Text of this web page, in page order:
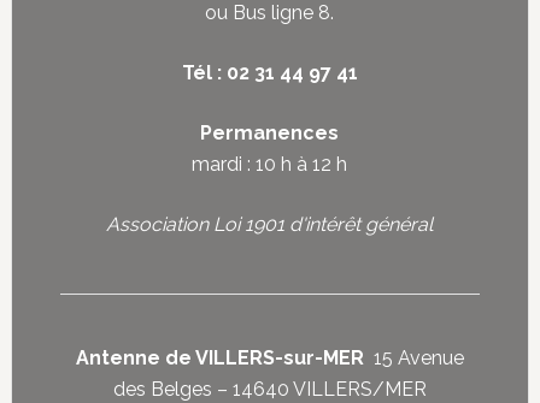
ou Bus ligne 8.
Tél : 02 31 44 97 41
Permanences
mardi : 10 h à 12 h
Association Loi 1901 d'intérêt général
Antenne de VILLERS-sur-MER15 Avenue
des Belges – 14640 VILLERS/MER